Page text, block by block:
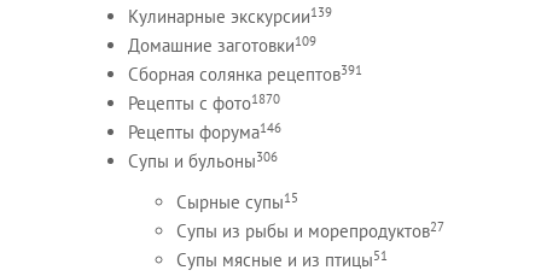
Кулинарные экскурсии139
Домашние заготовки109
Сборная солянка рецептов391
Рецепты c фото1870
Рецепты форума146
Супы и бульоны306
Сырные супы15
Супы из рыбы и морепродуктов27
Супы мясные и из птицы51